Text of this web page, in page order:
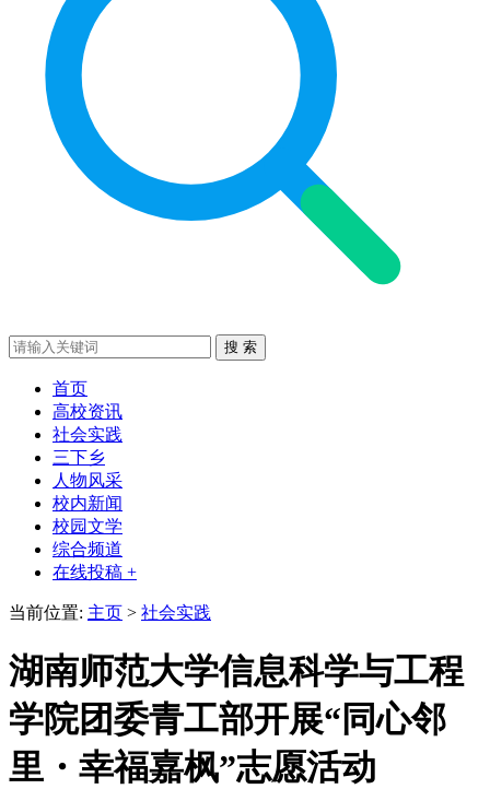
首页
高校资讯
社会实践
三下乡
人物风采
校内新闻
校园文学
综合频道
在线投稿 +
当前位置: 主页 > 社会实践
湖南师范大学信息科学与工程
学院团委青工部开展“同心邻
里・幸福嘉枫”志愿活动